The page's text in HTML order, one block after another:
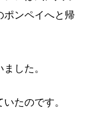
ポンペイへと帰
した。
たのです。